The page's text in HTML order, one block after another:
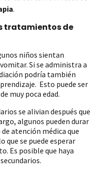
.
tratamientos de
niños sientan
Si se administra a
podría también
Esto puede ser
muy poca edad.
se alivian después que
algunos pueden durar
atención médica que
que se puede esperar
Es posible que haya